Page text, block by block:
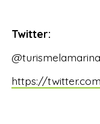
Twitter:
@turismelamarina
https://